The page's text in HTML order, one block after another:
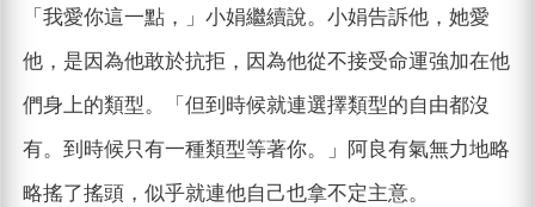
「我愛你這一點，」小娟繼續說。小娟告訴他，她愛
他，是因為他敢於抗拒，因為他從不接受命運強加在他
們身上的類型。「但到時候就連選擇類型的自由都沒
有。到時候只有一種類型等著你。」阿良有氣無力地略
略搖了搖頭，似乎就連他自己也拿不定主意。